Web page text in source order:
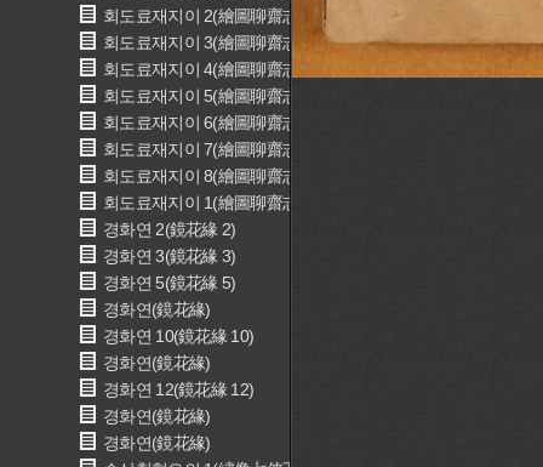
회도료재지이 2(繪圖聊齋志異 2)
회도료재지이 3(繪圖聊齋志異 3)
회도료재지이 4(繪圖聊齋志異 4)
회도료재지이 5(繪圖聊齋志異 5)
회도료재지이 6(繪圖聊齋志異 6)
회도료재지이 7(繪圖聊齋志異 7)
회도료재지이 8(繪圖聊齋志異 8)
회도료재지이 1(繪圖聊齋志異 1)
경화연 2(鏡花緣 2)
경화연 3(鏡花緣 3)
경화연 5(鏡花緣 5)
경화연(鏡花緣)
경화연 10(鏡花緣 10)
경화연(鏡花緣)
경화연 12(鏡花緣 12)
경화연(鏡花緣)
경화연(鏡花緣)